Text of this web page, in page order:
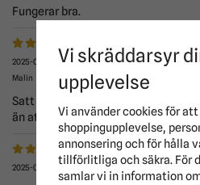
Fungerar bra.
2025-06-03
Malin
Satt lite tight på min islänning
än att det blir löst och snurrar runt
2025-04-30
Vi skräddarsyr
upplevelse
Vi använder cookies för
shoppingupplevelse,
annonsering och för hålla
tillförlitliga och säkra. För
samlar vi in information